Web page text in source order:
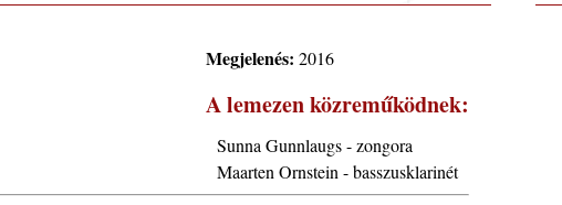
Megjelenés: 2016
A lemezen közreműködnek:
Sunna Gunnlaugs - zongora
Maarten Ornstein - basszusklarinét